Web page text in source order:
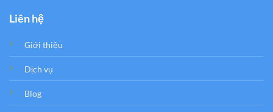
Liên hệ
Giới thiệu
Dịch vụ
Blog